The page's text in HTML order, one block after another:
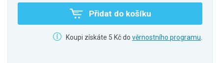
Přidat do košíku
Koupi získáte 5 Kč do věrnostního programu